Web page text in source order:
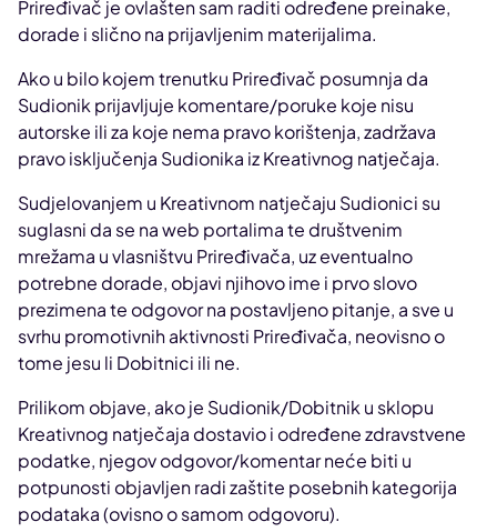
Priređivač je ovlašten sam raditi određene preinake,
dorade i slično na prijavljenim materijalima.
Ako u bilo kojem trenutku Priređivač posumnja da
Sudionik prijavljuje komentare/poruke koje nisu
autorske ili za koje nema pravo korištenja, zadržava
pravo isključenja Sudionika iz Kreativnog natječaja.
Sudjelovanjem u Kreativnom natječaju Sudionici su
suglasni da se na web portalima te društvenim
mrežama u vlasništvu Priređivača, uz eventualno
potrebne dorade, objavi njihovo ime i prvo slovo
prezimena te odgovor na postavljeno pitanje, a sve u
svrhu promotivnih aktivnosti Priređivača, neovisno o
tome jesu li Dobitnici ili ne.
Prilikom objave, ako je Sudionik/Dobitnik u sklopu
Kreativnog natječaja dostavio i određene zdravstvene
podatke, njegov odgovor/komentar neće biti u
potpunosti objavljen radi zaštite posebnih kategorija
podataka (ovisno o samom odgovoru).